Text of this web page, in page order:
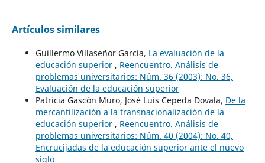
Artículos similares
Guillermo Villaseñor García, La evaluación de la
educación superior , Reencuentro. Análisis de
problemas universitarios: Núm. 36 (2003): No. 36,
Evaluación de la educación superior
Patricia Gascón Muro, José Luis Cepeda Dovala, De la
mercantilización a la transnacionalización de la
educación superior , Reencuentro. Análisis de
problemas universitarios: Núm. 40 (2004): No. 40,
Encrucijadas de la educación superior ante el nuevo
siglo